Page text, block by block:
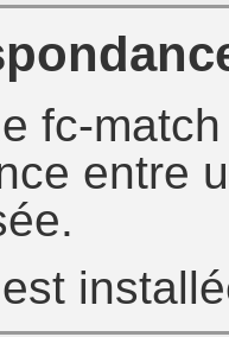
fc-
entre